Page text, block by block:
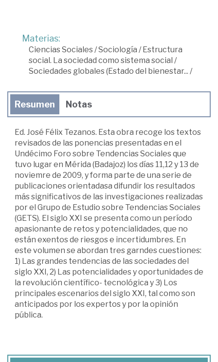
Materias:
Ciencias Sociales/Sociología /Estructura
social. La sociedad como sistema social /
Sociedades globales (Estado del bienestar... /
Resumen Notas
Ed. José Félix Tezanos. Esta obra recoge los textos
revisados de las ponencias presentadas en el
Undécimo Foro sobre Tendencias Sociales que
tuvo lugar en Mérida (Badajoz) los días 11,12 y 13 de
noviemre de 2009, y forma parte de una serie de
publicaciones orientadasa difundir los resultados
más significativos de las investigaciones realizadas
por el Grupo de Estudio sobre Tendencias Sociales
(GETS). El siglo XXI se presenta como un período
apasionante de retos y potencialidades, que no
están exentos de riesgos e incertidumbres. En
este volumen se abordan tres garndes cuestiones:
1) Las grandes tendencias de las sociedades del
siglo XXI, 2) Las potencialidades y oportunidades de
la revolución científico- tecnológica y 3) Los
principales escenarios del siglo XXI, tal como son
anticipados por los expertos y por la opinión
pública.